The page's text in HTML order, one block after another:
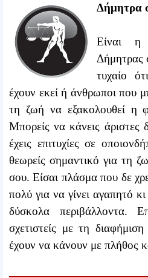
Δήμητρα
Είναι η
Δήμητρας
τυχαίο
έχουν εκεί ή άνθρωποι που
τη ζωή να εξακολουθεί η
Μπορείς να κάνεις άριστες
έχεις επιτυχίες σε
θεωρείς σημαντικό για τη
σου. Είσαι πλάσμα που δε
πολύ για να γίνει αγαπητό
δύσκολα περιβάλλοντα.
σχετιστείς με τη
έχουν να κάνουν με πλήθος